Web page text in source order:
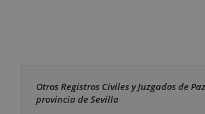
Otros Registros Civiles y Juzgados de
provincia de Sevilla